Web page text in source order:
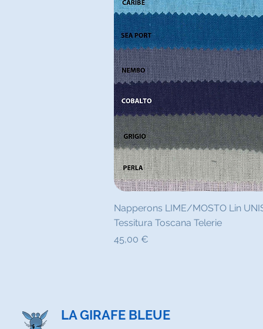
Aperçu
Napperons LIME/MOSTO Lin
Tessitura Toscana Telerie
Prix
45,00 €
LA GIRAFE BLEUE